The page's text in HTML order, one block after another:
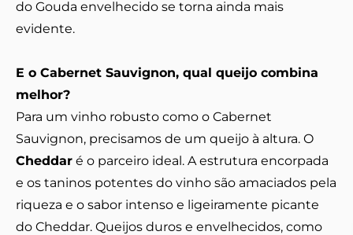
do Gouda envelhecido se torna ainda mais
evidente.
E o Cabernet Sauvignon, qual queijo combina
melhor?
Para um vinho robusto como o Cabernet
Sauvignon, precisamos de um queijo à altura. O
Cheddar é o parceiro ideal. A estrutura encorpada
e os taninos potentes do vinho são amaciados pela
riqueza e o sabor intenso e ligeiramente picante
do Cheddar. Queijos duros e envelhecidos, como